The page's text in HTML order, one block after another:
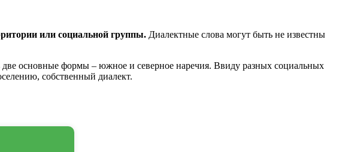
или социальной группы. Диалектные слова могут быть не известны
две основные формы – южное и северное наречия. Ввиду разных социальных
собственный диалект.